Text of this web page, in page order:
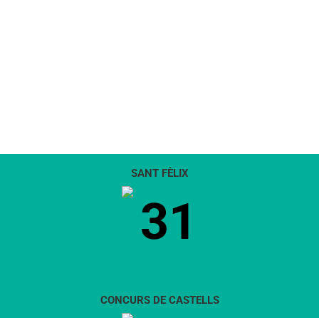
SANT FÈLIX
31
CONCURS DE CASTELLS